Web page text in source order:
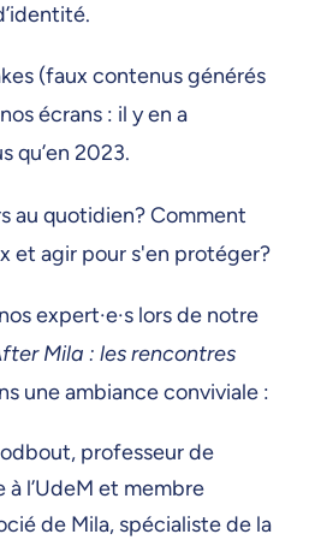
(faux contenus générés
écrans : il y en a
qu’en 2023.
au quotidien? Comment
et agir pour s'en protéger?
expert·e·s lors de notre
Mila : les rencontres
une ambiance conviviale :
professeur de
l’UdeM et membre
de Mila, spécialiste de la